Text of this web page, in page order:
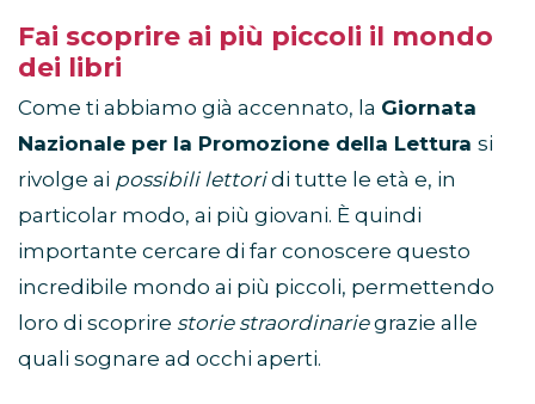
Fai scoprire ai più piccoli il mondo
dei libri
Come ti abbiamo già accennato, la Giornata
Nazionale per la Promozione della Lettura si
rivolge ai possibili lettoridi tutte le età e, in
particolar modo, ai più giovani. È quindi
importante cercare di far conoscere questo
incredibile mondo ai più piccoli, permettendo
loro di scoprire storie straordinariegrazie alle
quali sognare ad occhi aperti.